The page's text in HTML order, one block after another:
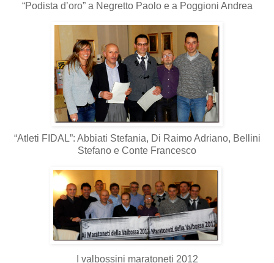
“Podista d’oro” a Negretto Paolo e a Poggioni Andrea
“Atleti FIDAL”: Abbiati Stefania, Di Raimo Adriano, Bellini
Stefano e Conte Francesco
I valbossini maratoneti 2012